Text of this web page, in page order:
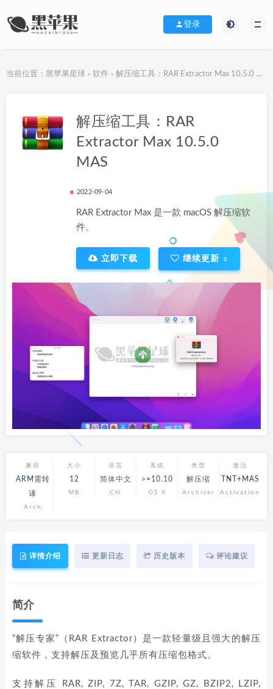
登录
当前位置： 黑苹果星球 > 软件 > 解压缩工具：RAR Extractor Max 10.5.0 MAS
解压缩工具：RAR
Extractor Max 10.5.0
MAS
2022-09-04
RAR Extractor Max 是一款 macOS 解压缩软
件。
立即下载 继续更新 0
兼容
ARM需转
译
Arch
大小
12
MB
语言
简体中文
CN
系统
>=10.10
OS X
类型
解压缩
Archiver
激活
TNT+MAS
Activation
详情介绍 更新日志 历史版本 评论建议
简介
“解压专家”（RAR Extractor）是一款轻量级且强大的解压
缩软件，支持解压及预览几乎所有压缩包格式。
支持解压 RAR, ZIP, 7Z, TAR, GZIP, GZ, BZIP2, LZIP,